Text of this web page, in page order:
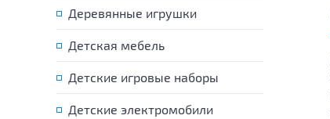
Деревянные игрушки
Детская мебель
Детские игровые наборы
Детские электромобили